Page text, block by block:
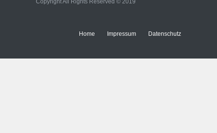
Copyright All Rights Reserved © 2019
Home Impressum Datenschutz